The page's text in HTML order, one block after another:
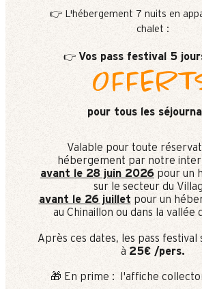
👉 L'hébergement 7 nuits en
chalet :
👉 Vos pass festival 5
pour tous les
Valable pour toute
hébergement par notre
avant le 28 juin 2026 pour un
sur le secteur du
avant le 26 juillet pour un
au Chinaillon ou dans la vallée
Après ces dates, les pass festival
à 25€ /pers.
🎁 En prime : l'affiche